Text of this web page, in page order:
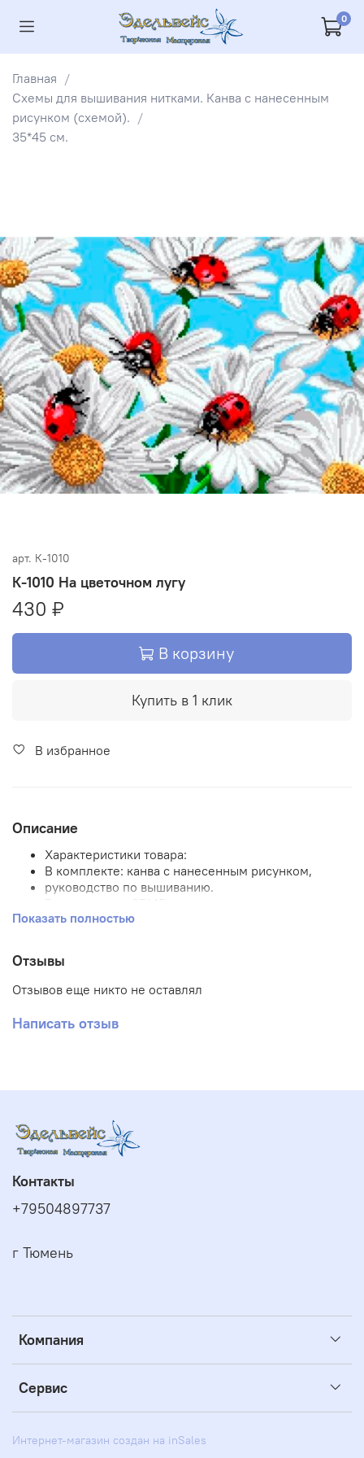
0
Главная
Схемы для вышивания нитками. Канва с нанесенным
рисунком (схемой).
35*45 см.
арт. К-1010
К-1010 На цветочном лугу
430 ₽
В корзину
Купить в 1 клик
В избранное
Описание
Характеристики товара:
В комплекте: канва с нанесенным рисунком,
руководство по вышиванию.
Размер рисунка
Вышивка полная
Показать полностью
Отзывы
Отзывов еще никто не оставлял
Написать отзыв
Компания
Сервис
Контакты
+79504897737
г Тюмень
Интернет-магазин создан на inSales